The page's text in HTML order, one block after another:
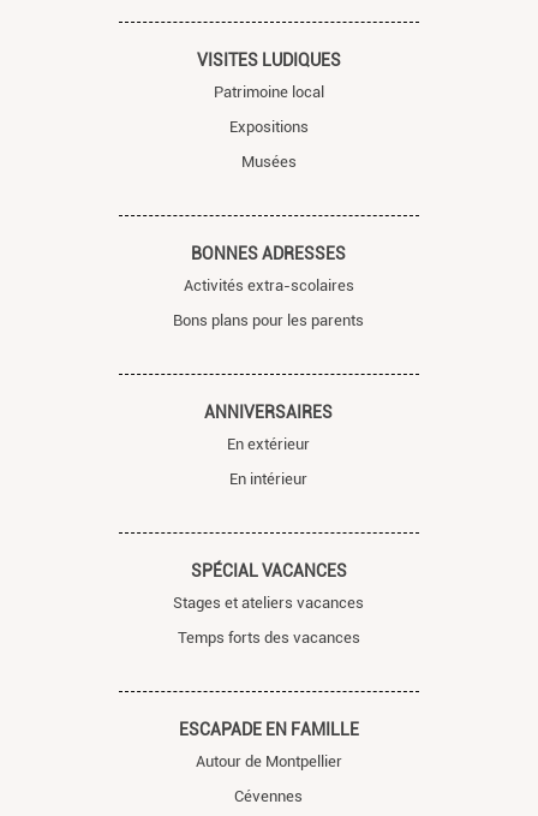
VISITES LUDIQUES
Patrimoine local
Expositions
Musées
BONNES ADRESSES
Activités extra-scolaires
Bons plans pour les parents
ANNIVERSAIRES
En extérieur
En intérieur
SPÉCIAL VACANCES
Stages et ateliers vacances
Temps forts des vacances
ESCAPADE EN FAMILLE
Autour de Montpellier
Cévennes